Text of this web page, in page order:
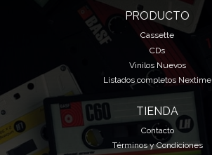
PRODUCTO
Cassette
CDs
Vinilos Nuevos
Listados completos Nextime
TIENDA
Contacto
Términos y Condiciones